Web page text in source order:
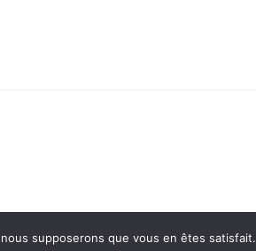
supposerons que vous en êtes satisfait.